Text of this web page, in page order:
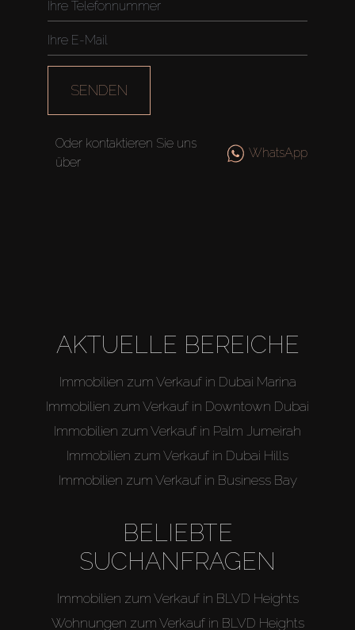
SENDEN
Oder kontaktieren Sie uns
über
WhatsApp
AKTUELLE BEREICHE
Immobilien zum Verkauf in Dubai Marina
Immobilien zum Verkauf in Downtown Dubai
Immobilien zum Verkauf in Palm Jumeirah
Immobilien zum Verkauf in Dubai Hills
Immobilien zum Verkauf in Business Bay
BELIEBTE
SUCHANFRAGEN
Immobilien zum Verkauf in BLVD Heights
Wohnungen zum Verkauf in BLVD Heights